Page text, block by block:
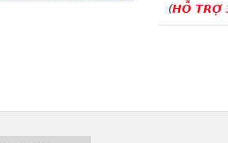
(HỖ TRỢ